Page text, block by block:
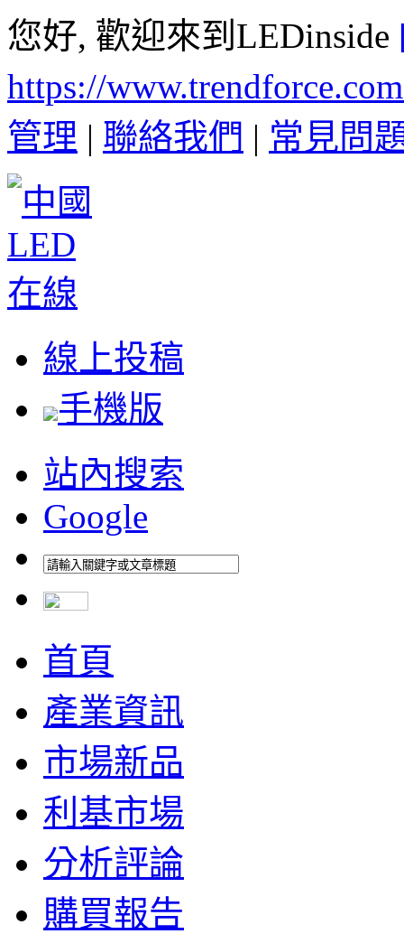
您好, 歡迎來到LEDinside
https://
管理 | 聯絡我們 | 常見問
線上投稿
手機版
站內搜索
Google
首頁
產業資訊
市場新品
利基市場
分析評論
購買報告